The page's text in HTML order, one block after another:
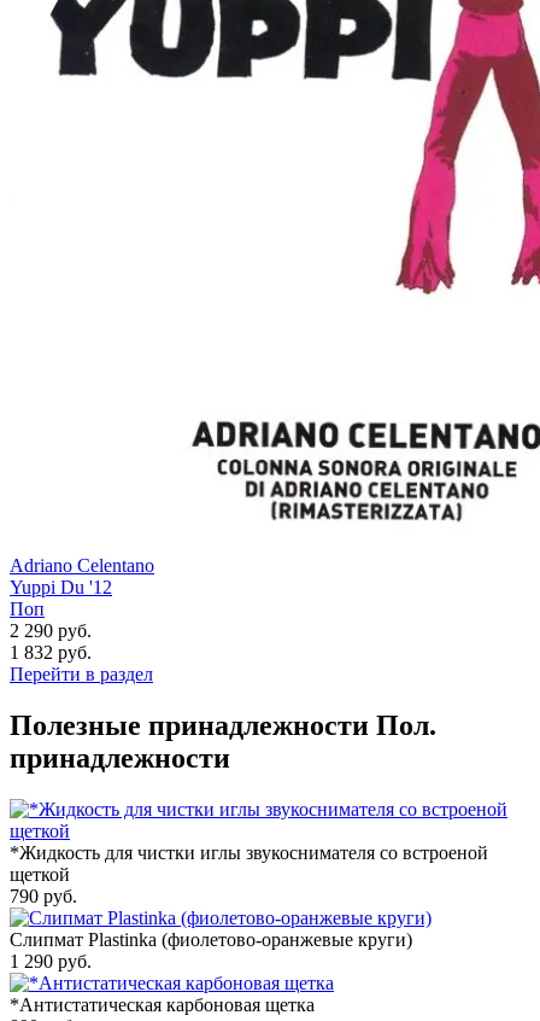
Adriano Celentano
Yuppi Du '12
Поп
2 290 руб.
1 832 руб.
Перейти в раздел
Полезные принадлежности Пол.
принадлежности
*Жидкость для чистки иглы звукоснимателя со встроеной
щеткой
790 руб.
Слипмат Plastinka (фиолетово-оранжевые круги)
1 290 руб.
*Антистатическая карбоновая щетка